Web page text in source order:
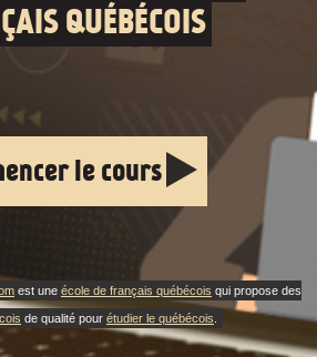
QUÉBÉCOIS
le cours
est une école de français québécois qui propose des
de qualité pour étudier le québécois